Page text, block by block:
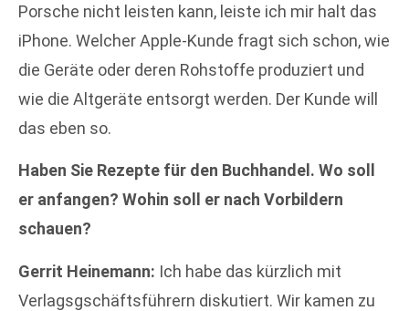
Porsche nicht leisten kann, leiste ich mir halt das
iPhone. Welcher Apple-Kunde fragt sich schon, wie
die Geräte oder deren Rohstoffe produziert und
wie die Altgeräte entsorgt werden. Der Kunde will
das eben so.
Haben Sie Rezepte für den Buchhandel. Wo soll
er anfangen? Wohin soll er nach Vorbildern
schauen?
Gerrit Heinemann: Ich habe das kürzlich mit
Verlagsgschäftsführern diskutiert. Wir kamen zu